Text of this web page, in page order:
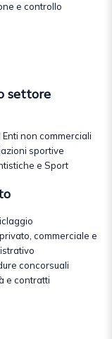
e controllo
settore
Enti non commerciali
sportive
e Sport
commerciale e
concorsuali
e contratti